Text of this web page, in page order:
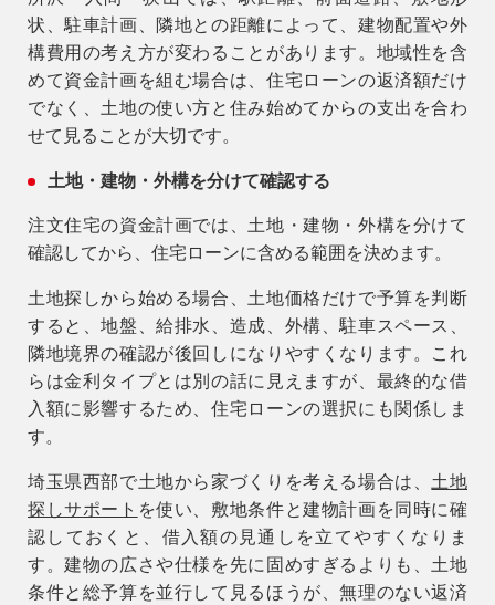
状、駐車計画、隣地との距離によって、建物配置や外
構費用の考え方が変わることがあります。地域性を含
めて資金計画を組む場合は、住宅ローンの返済額だけ
でなく、土地の使い方と住み始めてからの支出を合わ
せて見ることが大切です。
土地・建物・外構を分けて確認する
注文住宅の資金計画では、土地・建物・外構を分けて
確認してから、住宅ローンに含める範囲を決めます。
土地探しから始める場合、土地価格だけで予算を判断
すると、地盤、給排水、造成、外構、駐車スペース、
隣地境界の確認が後回しになりやすくなります。これ
らは金利タイプとは別の話に見えますが、最終的な借
入額に影響するため、住宅ローンの選択にも関係しま
す。
埼玉県西部で土地から家づくりを考える場合は、 土地
探しサポート を使い、敷地条件と建物計画を同時に確
認しておくと、借入額の見通しを立てやすくなりま
す。建物の広さや仕様を先に固めすぎるよりも、土地
条件と総予算を並行して見るほうが、無理のない返済
アフターメンテナンス
04-2950-7171
事業用
04-2968-5522